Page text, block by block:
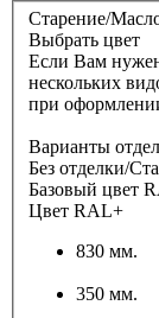
Старение/
Выбрать цвет
Если Вам
нескольких
при
Варианты
Без отделки/
Базовый цвет
Цвет RAL+
830 мм.
350 мм.